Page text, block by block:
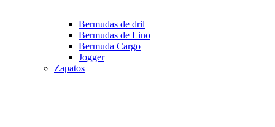
Bermudas de dril
Bermudas de Lino
Bermuda Cargo
Jogger
Zapatos